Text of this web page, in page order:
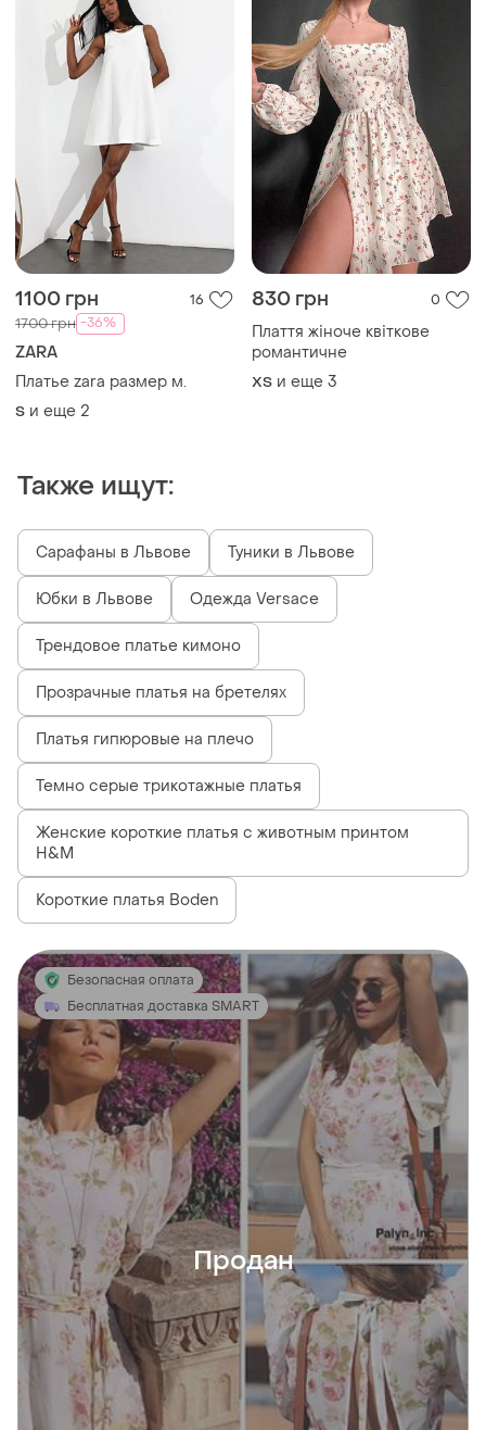
1100 грн 16
1700 грн -36%
ZARA
Платье zara размер м.
S и еще 2
830 грн 0
Плаття жіноче квіткове
романтичне
ХS и еще 3
Также ищут:
Сарафаны в Львове Туники в Львове
Юбки в Львове Одежда Versace
Трендовое платье кимоно
Прозрачные платья на бретелях
Платья гипюровые на плечо
Темно серые трикотажные платья
Женские короткие платья с животным принтом
H&M
Короткие платья Boden
Безопасная оплата
Бесплатная доставка SMART
Продан